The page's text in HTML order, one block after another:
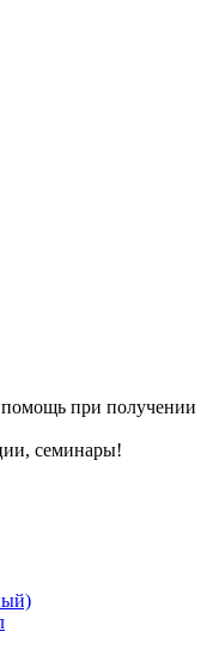
при получении
семинары!